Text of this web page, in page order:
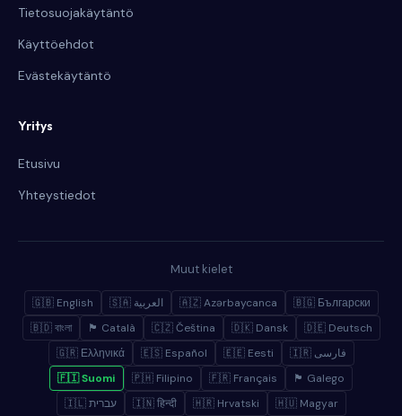
Tietosuojakäytäntö
Käyttöehdot
Evästekäytäntö
Yritys
Etusivu
Yhteystiedot
Muut kielet
🇬🇧 English 🇸🇦 العربية 🇦🇿 Azərbaycanca
🇧🇬 Български
🇧🇩 বাংলা
🏴 Català 🇨🇿 Čeština 🇩🇰 Dansk
🇩🇪 Deutsch
🇬🇷 Ελληνικά
🇪🇸 Español 🇪🇪 Eesti
🇮🇷 فارسی
🇫🇮 Suomi
🇵🇭 Filipino 🇫🇷 Français
🏴 Galego
🇮🇱 עברית
🇮🇳 हिन्दी 🇭🇷 Hrvatski 🇭🇺 Magyar